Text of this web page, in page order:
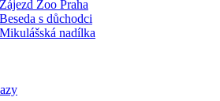
Zájezd Zoo Praha
Beseda s důchodci
Mikulášská nadílka